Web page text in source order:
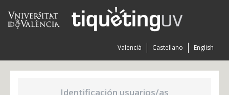
English
Castellano
Valencià
Identificación usuarios/as